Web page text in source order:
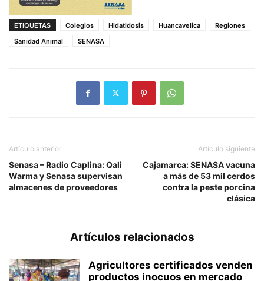
ETIQUETAS Colegios Hidatidosis Huancavelica
Regiones
Sanidad Animal
SENASA
Artículo anterior
Senasa – Radio Caplina: Qali
Warma y Senasa supervisan
almacenes de proveedores
Artículo siguiente
Cajamarca: SENASA vacuna
a más de 53 mil cerdos
contra la peste porcina
clásica
Artículos relacionados
Agricultores certificados venden
productos inocuos en mercado